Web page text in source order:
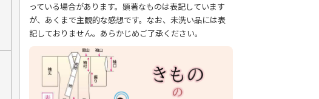
っている場合があります。顕著なものは表記しています
が、あくまで主観的な感想です。なお、未洗い品には表
記しておりません。あらかじめご了承ください。